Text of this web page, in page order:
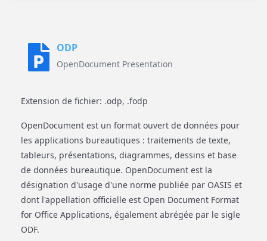
ODP
OpenDocument Presentation
Extension de fichier: .odp, .fodp
OpenDocument est un format ouvert de données pour
les applications bureautiques : traitements de texte,
tableurs, présentations, diagrammes, dessins et base
de données bureautique. OpenDocument est la
désignation d'usage d'une norme publiée par OASIS et
dont l'appellation officielle est Open Document Format
for Office Applications, également abrégée par le sigle
ODF.